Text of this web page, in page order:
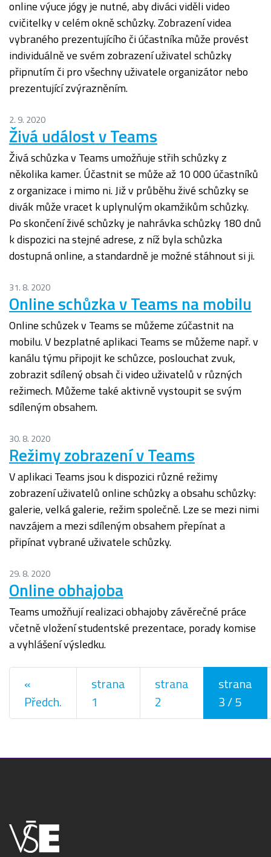
online výuce jógy je nutné, aby diváci viděli video
cvičitelky v celém okně schůzky. Zobrazení videa
vybraného prezentujícího či účastníka může provést
individuálně ve svém zobrazení uživatel schůzky
připnutím či pro všechny uživatele organizátor nebo
prezentující zvýrazněním.
2. 9. 2020
Živá událost v Teams
Živá schůzka v Teams umožňuje střih schůzky z
několika kamer. Účastnit se může až 10 000 účastníků
z organizace i mimo ni. Již v průběhu živé schůzky se
divák může vracet k uplynulým okamžikům schůzky.
Po skončení živé schůzky je nahrávka schůzky 180 dnů
k dispozici na stejné adrese, z níž byla schůzka
dostupná online, a standardně je možné stáhnout si ji.
31. 8. 2020
Online schůzka v Teams na mobilu
Online schůzek v Teams se můžeme zúčastnit na
mobilu. V bezplatné aplikaci Teams se můžeme např. v
kanálu týmu připojit ke schůzce, poslouchat zvuk,
zobrazit sdílený obsah či video uživatelů v různých
režimech. Můžeme také aktivně vystoupit se svým
sdíleným obsahem.
30. 8. 2020
Režimy zobrazení v Teams
V aplikaci Teams jsou k dispozici různé režimy
zobrazení uživatelů online schůzky a obsahu schůzky:
galerie, velká galerie, režim společně. Lze se mezi nimi
navzájem a mezi sdíleným obsahem přepínat a
připínat vybrané uživatele schůzky.
29. 8. 2020
Online obhajoba
Teams umožňují realizaci obhajoby závěrečné práce
včetně vložení studentské prezentace, porady komise
a vyhlášení výsledku.
Navigace pro příspěvky
«
Předch.
strana
1
strana
2
strana
3/ 5